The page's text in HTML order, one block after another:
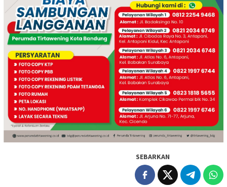
SEBARKAN